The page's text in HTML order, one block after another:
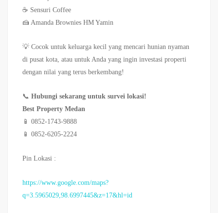
☕ Sensuri Coffee
🍰 Amanda Brownies HM Yamin
💡 Cocok untuk keluarga kecil yang mencari hunian nyaman
di pusat kota, atau untuk Anda yang ingin investasi properti
dengan nilai yang terus berkembang!
📞 Hubungi sekarang untuk survei lokasi!
Best Property Medan
📱 0852-1743-9888
📱 0852-6205-2224
Pin Lokasi :
https://www.google.com/maps?
q=3.5965029,98.6997445&z=17&hl=id